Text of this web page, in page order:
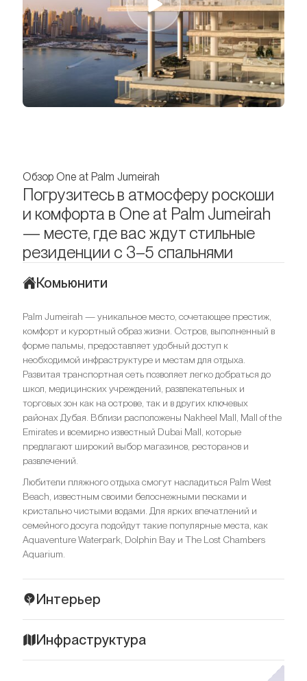
Обзор One at Palm Jumeirah
Погрузитесь в атмосферу роскоши
и комфорта в One at Palm Jumeirah
— месте, где вас ждут стильные
резиденции с 3–5 спальнями
Комьюнити
Palm Jumeirah — уникальное место, сочетающее престиж,
комфорт и курортный образ жизни. Остров, выполненный в
форме пальмы, предоставляет удобный доступ к
необходимой инфраструктуре и местам для отдыха.
Развитая транспортная сеть позволяет легко добраться до
школ, медицинских учреждений, развлекательных и
торговых зон как на острове, так и в других ключевых
районах Дубая. Вблизи расположены Nakheel Mall, Mall of the
Emirates и всемирно известный Dubai Mall, которые
предлагают широкий выбор магазинов, ресторанов и
развлечений.
Любители пляжного отдыха смогут насладиться Palm West
Beach, известным своими белоснежными песками и
кристально чистыми водами. Для ярких впечатлений и
семейного досуга подойдут такие популярные места, как
Aquaventure Waterpark, Dolphin Bay и The Lost Chambers
Aquarium.
Интерьер
утонченным дизайном интерьеров, разработанным
Инфраструктура